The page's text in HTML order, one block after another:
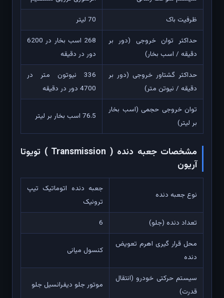
ظرفیت باک
70 لیتر
حداکثر توان خروجی (دور بر
دقیقه / اسب بخار)
268 اسب بخار در 6200
دور در دقیقه
حداکثر گشتاور خروجی (دور بر
دقیقه / نیوتن متر)
336 نیوتون متر در
4700 دور در دقیقه
توان خروجی حجمی (اسب بخار
بر لیتر)
76.5 اسب بخار بر لیتر
مشخصات جعبه دنده ( Transmission ) تویوتا
آریون
نوع جعبه دنده
جعبه دنده اتوماتیک تیپ
ترونیک
تعداد دنده (جلو)
6
محل قرار گیری اهرم تعویض
دنده
کنسول میانی
سیستم حرکتی خودرو (انتقال
قدرت)
موتور جلو دیفرانسیل جلو